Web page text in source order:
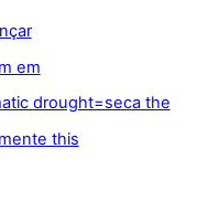
em
drought=seca the
this